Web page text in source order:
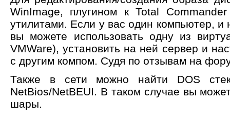
WinImage, плугином к Total
утилитами. Если у вас один компьютер,
вы можете использовать одну из
VMWare), установить на ней сервер и
с другим компом. Судя по отзывам на
Также в сети можно найти DOS
NetBios/NetBEUI. В таком случае вы
шары.